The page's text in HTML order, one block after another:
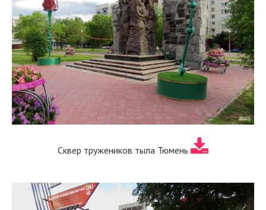
Сквер тружеников тыла Тюмень